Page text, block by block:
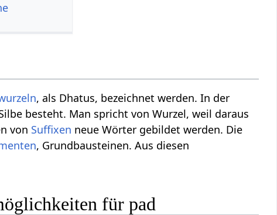
, als Dhatus, bezeichnet werden. In der
besteht. Man spricht von Wurzel, weil daraus
von Suffixen neue Wörter gebildet werden. Die
, Grundbausteinen. Aus diesen
für pad